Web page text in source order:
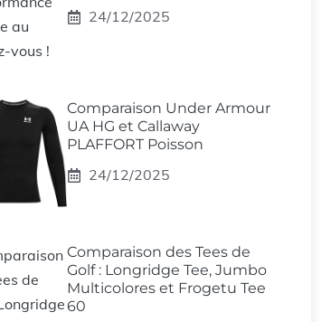
24/12/2025
Comparaison Under Armour
UA HG et Callaway
PLAFFORT Poisson
24/12/2025
Comparaison des Tees de
Golf : Longridge Tee, Jumbo
Multicolores et Frogetu Tee
60